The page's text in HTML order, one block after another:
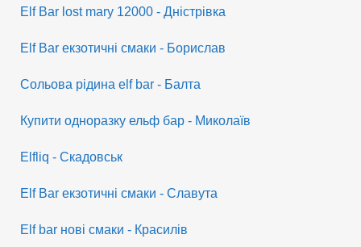
Elf Bar lost mary 12000 - Дністрівка
Elf Bar екзотичні смаки - Борислав
Сольова рідина elf bar - Балта
Купити одноразку ельф бар - Миколаїв
Elfliq - Скадовськ
Elf Bar екзотичні смаки - Славута
Elf bar нові смаки - Красилів